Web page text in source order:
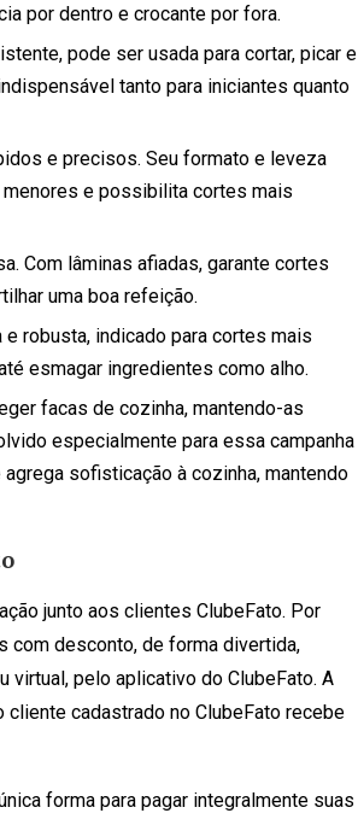
por dentro e crocante por fora.
pode ser usada para cortar, picar e
tanto para iniciantes quanto
e precisos. Seu formato e leveza
e possibilita cortes mais
Com lâminas afiadas, garante cortes
uma boa refeição.
robusta, indicado para cortes mais
esmagar ingredientes como alho.
facas de cozinha, mantendo-as
especialmente para essa campanha
sofisticação à cozinha, mantendo
junto aos clientes ClubeFato. Por
com desconto, de forma divertida,
virtual, pelo aplicativo do ClubeFato. A
cadastrado no ClubeFato recebe
forma para pagar integralmente suas